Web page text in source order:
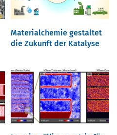
Materialchemie gestaltet
die Zukunft der Katalyse